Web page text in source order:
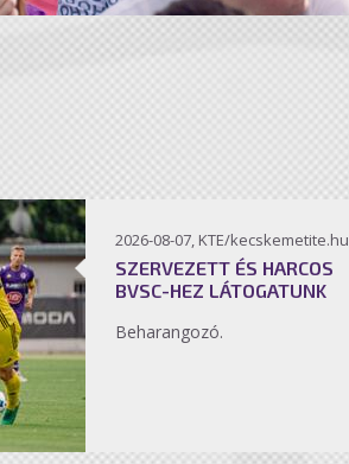
2026-08-07, KTE/kecskemetite.hu
SZERVEZETT ÉS HARCOS
BVSC-HEZ LÁTOGATUNK
Beharangozó.